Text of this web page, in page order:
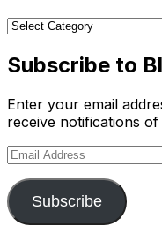
Categories
Subscribe to
Enter your email
receive notifications
Email
Address
Subscribe